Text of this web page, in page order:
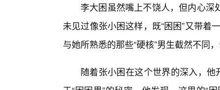
李大困虽然嘴上不饶人，但内心深
未见过像张小困这样，既“困困”又带着
与她所熟悉的那些“硬核”男生截然不同
随着张小困在这个世界的深入，他